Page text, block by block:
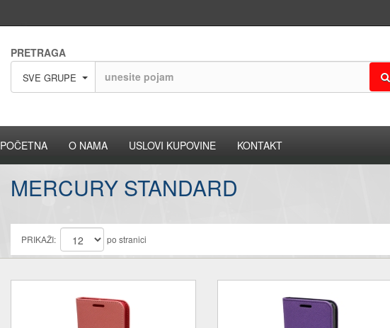
PRETRAGA
SVE GRUPE
POČETNA O NAMA USLOVI KUPOVINE KONTAKT
MERCURY STANDARD
PRIKAŽI: po stranici